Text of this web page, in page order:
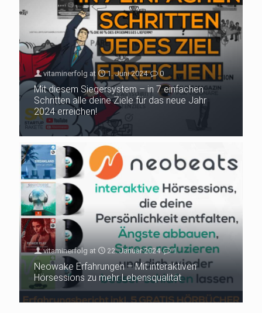
vitaminerfolg at 1. Juni 2024 0
Mit diesem Siegersystem – in 7 einfachen
Schritten alle deine Ziele für das neue Jahr
2024 erreichen!
vitaminerfolg at 22. Januar 2024 1
Neowake Erfahrungen – Mit interaktiven
Hörsessions zu mehr Lebensqualität